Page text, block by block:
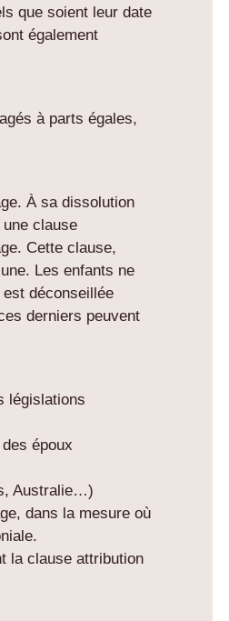
que soient leur date
également
à parts égales,
À sa dissolution
clause
Cette clause,
Les enfants ne
déconseillée
derniers peuvent
législations
époux
Australie…)
dans la mesure où
la clause attribution